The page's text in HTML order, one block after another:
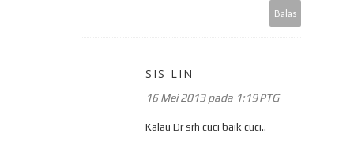
Balas
SIS LIN
16 Mei 2013 pada 1:19 PTG
Kalau Dr srh cuci baik cuci..